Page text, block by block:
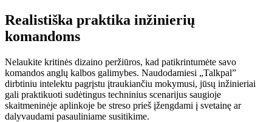
Realistiška praktika inžinierių
komandoms
Nelaukite kritinės dizaino peržiūros, kad patikrintumėte savo
komandos anglų kalbos galimybes. Naudodamiesi „Talkpal”
dirbtiniu intelektu pagrįstu įtraukiančiu mokymusi, jūsų inžinieriai
gali praktikuoti sudėtingus techninius scenarijus saugioje
skaitmeninėje aplinkoje be streso prieš įžengdami į svetainę ar
dalyvaudami pasauliniame susitikime.